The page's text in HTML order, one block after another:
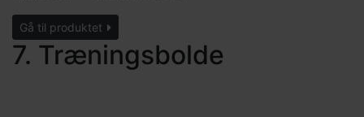
Gå til produktet
7. Træningsbolde